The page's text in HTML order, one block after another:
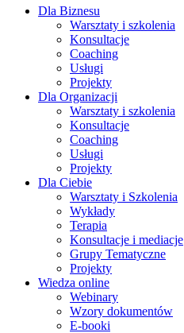
Dla Biznesu
Warsztaty i szkolenia
Konsultacje
Coaching
Usługi
Projekty
Dla Organizacji
Warsztaty i szkolenia
Konsultacje
Coaching
Usługi
Projekty
Dla Ciebie
Warsztaty i Szkolenia
Wykłady
Terapia
Konsultacje i mediacje
Grupy Tematyczne
Projekty
Wiedza online
Webinary
Wzory dokumentów
E-booki